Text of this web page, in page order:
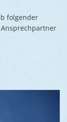
folgender